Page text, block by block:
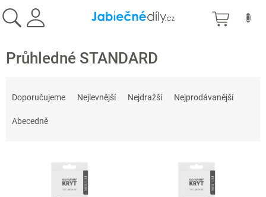
na
obsah
Průhledné STANDARD
Doporučujeme Nejlevnější Nejdražší Nejprodávanější
Abecedně